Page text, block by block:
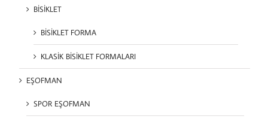
BİSİKLET
BİSİKLET FORMA
KLASİK BİSİKLET FORMALARI
EŞOFMAN
SPOR EŞOFMAN